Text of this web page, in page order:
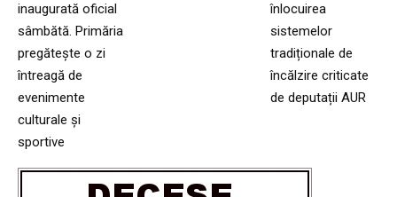
inaugurată oficial
sâmbătă. Primăria
pregătește o zi
întreagă de
evenimente
culturale și
sportive
înlocuirea
sistemelor
tradiționale de
încălzire criticate
de deputații AUR